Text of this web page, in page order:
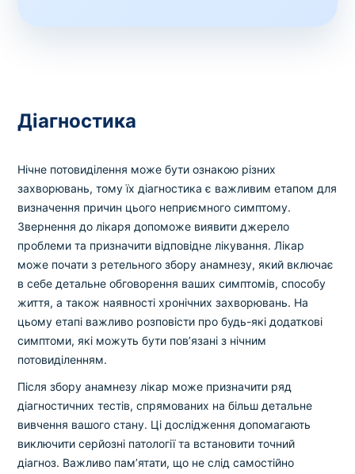
Діагностика
Нічне потовиділення може бути ознакою різних
захворювань, тому їх діагностика є важливим етапом для
визначення причин цього неприємного симптому.
Звернення до лікаря допоможе виявити джерело
проблеми та призначити відповідне лікування. Лікар
може почати з ретельного збору анамнезу, який включає
в себе детальне обговорення ваших симптомів, способу
життя, а також наявності хронічних захворювань. На
цьому етапі важливо розповісти про будь-які додаткові
симптоми, які можуть бути пов’язані з нічним
потовиділенням.
Після збору анамнезу лікар може призначити ряд
діагностичних тестів, спрямованих на більш детальне
вивчення вашого стану. Ці дослідження допомагають
виключити серйозні патології та встановити точний
діагноз. Важливо пам’ятати, що не слід самостійно